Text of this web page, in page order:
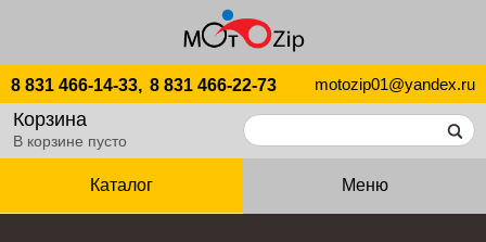
8 831 466-14-33, 8 831 466-22-73 motozip01@yandex.ru
Корзина
В корзине пусто
Каталог Меню